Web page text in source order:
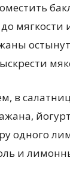
мягкости
в
одного
и